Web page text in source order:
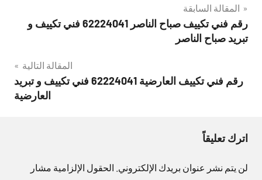
تصفّح
المقالات
المقالة السابقة
رقم فني تكييف صباح الناصر 62224041 فني تكييف و
تبريد صباح الناصر
المقالة التالية
رقم فني تكييف العارضية 62224041 فني تكييف و تبريد
العارضية
اترك تعليقاً
لن يتم نشر عنوان بريدك الإلكتروني. الحقول الإلزامية مشار